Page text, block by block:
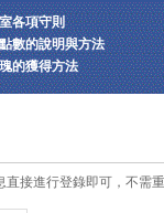
各項守則
數的說明與方法
的獲得方法
接進行登錄即可，不需